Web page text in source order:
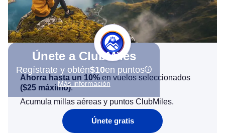
Únete a ClubMiles
Regístrate y obtén$10en puntos
Más información
Ahorra hasta un 10% en vuelos seleccionados
($25 máximo).
Acumula millas aéreas y puntos ClubMiles.
Únete gratis